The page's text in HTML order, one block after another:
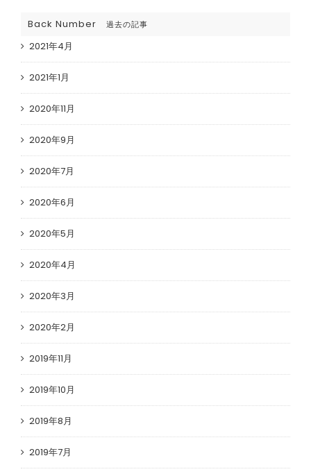
Back Number 過去の記事
2021年4月
2021年1月
2020年11月
2020年9月
2020年7月
2020年6月
2020年5月
2020年4月
2020年3月
2020年2月
2019年11月
2019年10月
2019年8月
2019年7月